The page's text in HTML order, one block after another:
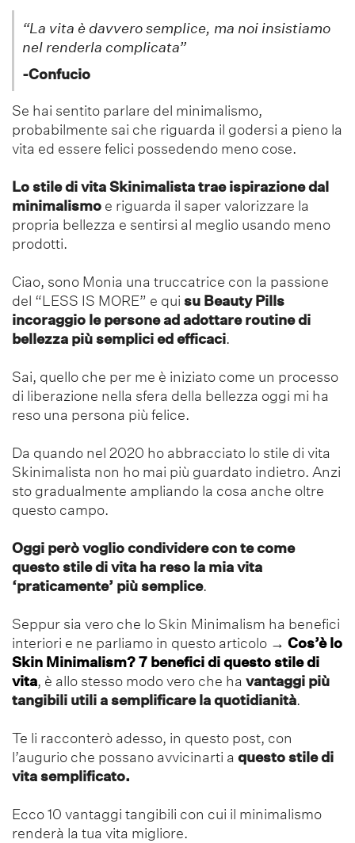
“La vita è davvero semplice, ma noi insistiamo
nel renderla complicata”
-Confucio
Se hai sentito parlare del minimalismo,
probabilmente sai che riguarda il godersi a pieno la
vita ed essere felici possedendo meno cose.
Lo stile di vita Skinimalista trae ispirazione dal
minimalismo e riguarda il saper valorizzare la
propria bellezza e sentirsi al meglio usando meno
prodotti.
Ciao, sono Monia una truccatrice con la passione
del “LESS IS MORE” e qui su Beauty Pills
incoraggio le persone ad adottare routine di
bellezza più semplici ed efficaci.
Sai, quello che per me è iniziato come un processo
di liberazione nella sfera della bellezza oggi mi ha
reso una persona più felice.
Da quando nel 2020 ho abbracciato lo stile di vita
Skinimalista non ho mai più guardato indietro. Anzi
sto gradualmente ampliando la cosa anche oltre
questo campo.
Oggi però voglio condividere con te come
questo stile di vita ha reso la mia vita
‘praticamente’ più semplice.
Seppur sia vero che lo Skin Minimalism ha benefici
interiori e ne parliamo in questo articolo → Cos’è lo
Skin Minimalism? 7 benefici di questo stile di
vita, è allo stesso modo vero che ha vantaggi più
tangibili utili a semplificare la quotidianità.
Te li racconterò adesso, in questo post, con
l’augurio che possano avvicinarti a questo stile di
vita semplificato.
Ecco 10 vantaggi tangibili con cui il minimalismo
renderà la tua vita migliore.